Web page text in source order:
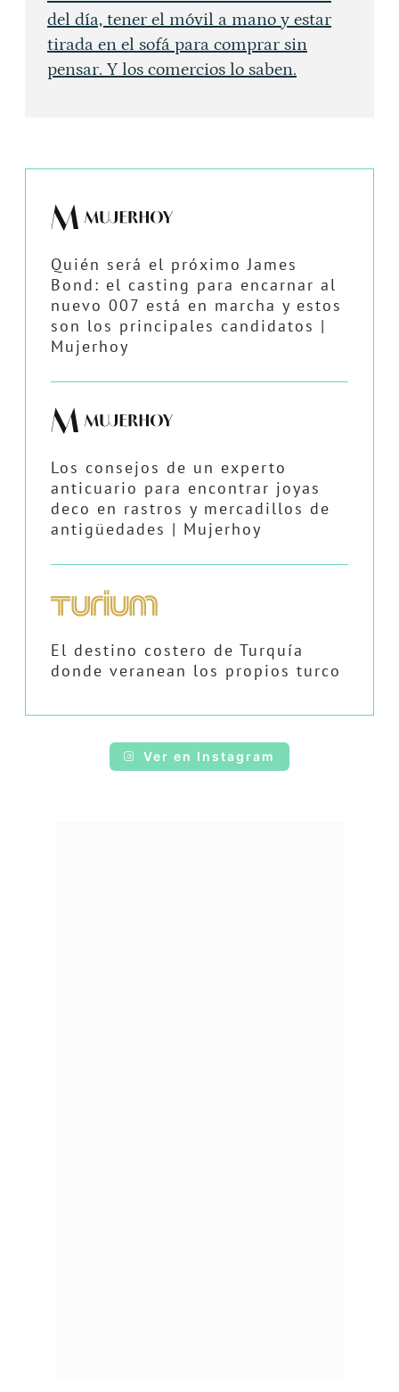
del día, tener el móvil a mano y estar
tirada en el sofá para comprar sin
pensar. Y los comercios lo saben.
Quién será el próximo James
Bond: el casting para encarnar al
nuevo 007 está en marcha y estos
son los principales candidatos |
Mujerhoy
Los consejos de un experto
anticuario para encontrar joyas
deco en rastros y mercadillos de
antigüedades | Mujerhoy
El destino costero de Turquía
donde veranean los propios turco
Ver en Instagram